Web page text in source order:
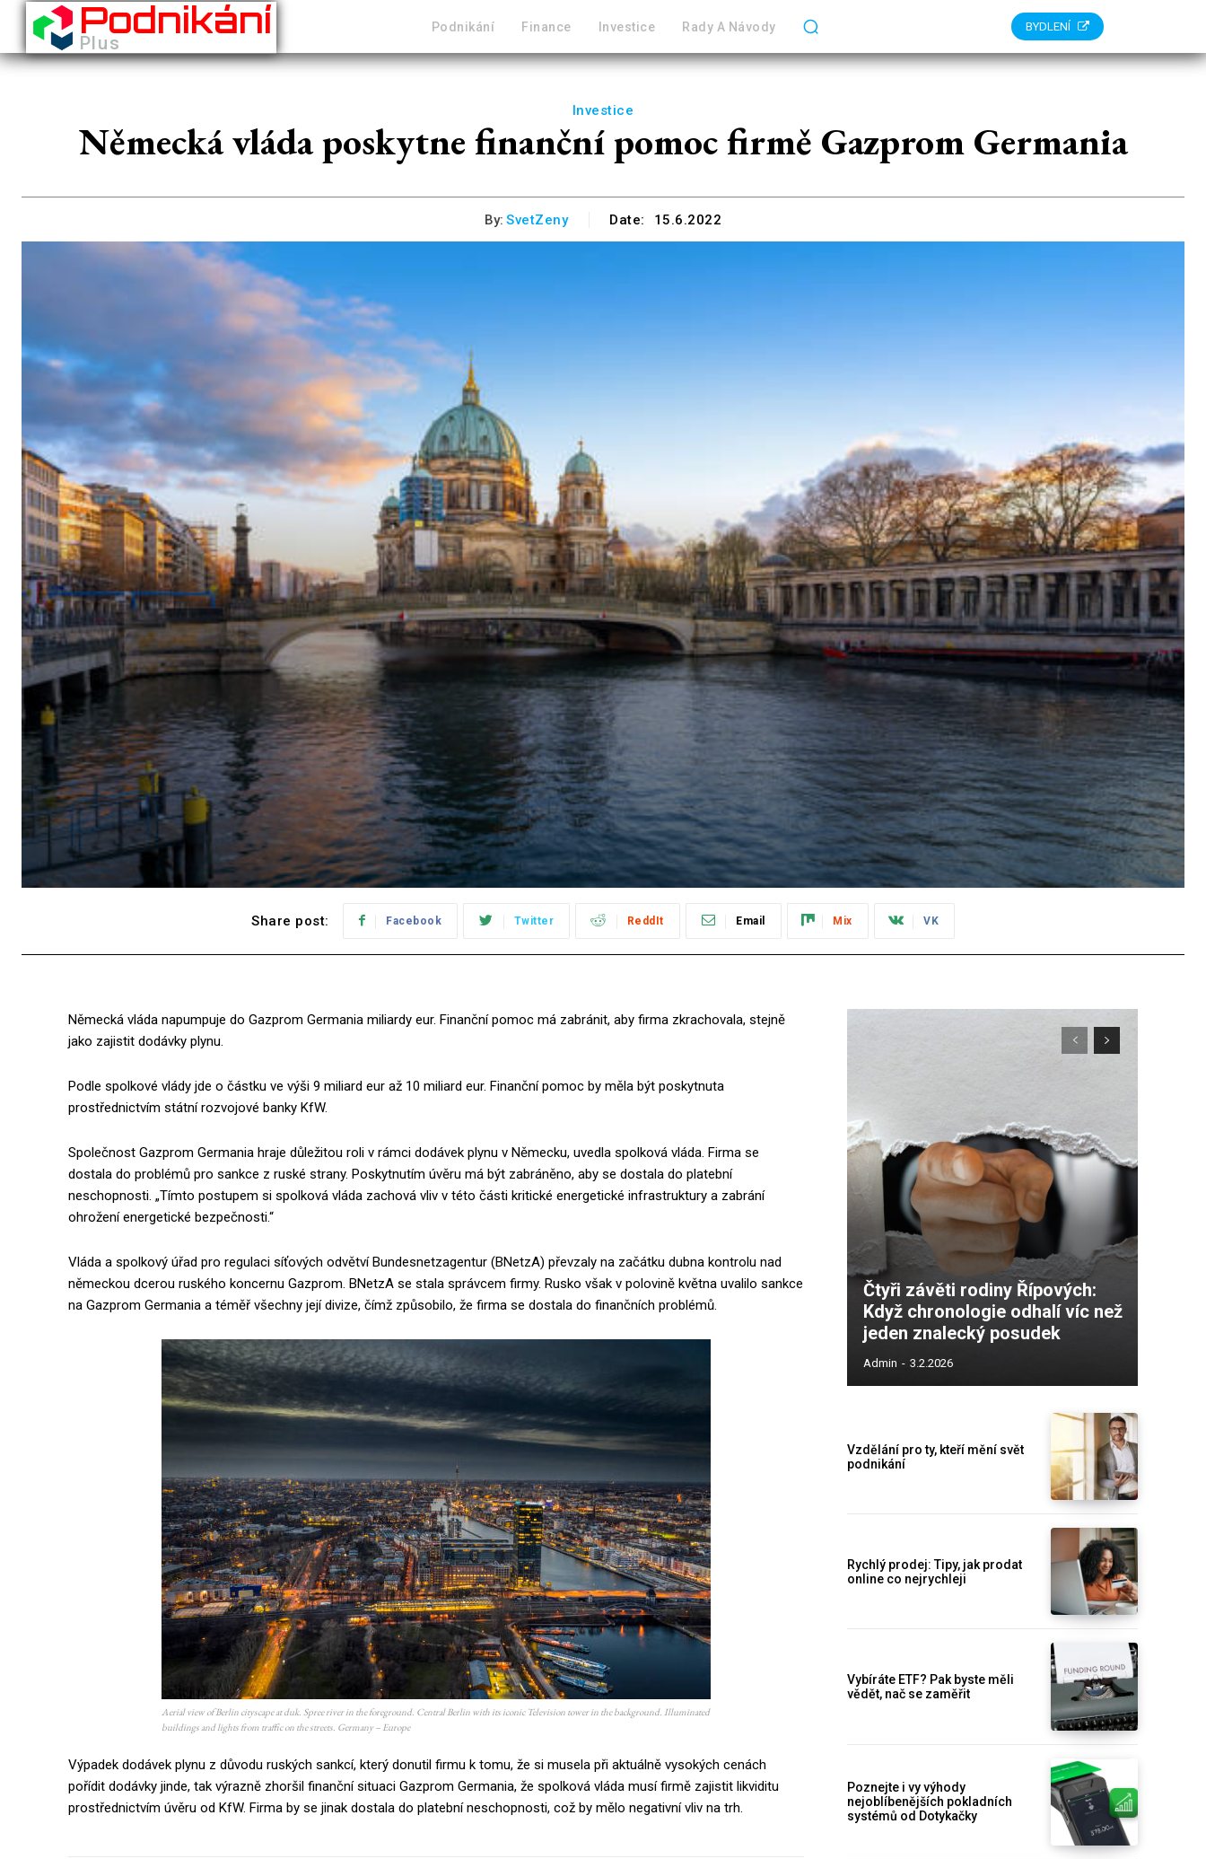
Podnikání
Plus
Podnikání Finance Investice Rady A Návody BYDLENÍ
Investice
Německá vláda poskytne finanční pomoc firmě Gazprom Germania
By: SvetZeny Date: 15.6.2022
Share post: Facebook Twitter ReddIt Email Mix VK
Německá vláda napumpuje do Gazprom Germania miliardy eur. Finanční pomoc má zabránit, aby firma zkrachovala, stejně
jako zajistit dodávky plynu.
Podle spolkové vlády jde o částku ve výši 9 miliard eur až 10 miliard eur. Finanční pomoc by měla být poskytnuta
prostřednictvím státní rozvojové banky KfW.
Společnost Gazprom Germania hraje důležitou roli v rámci dodávek plynu v Německu, uvedla spolková vláda. Firma se
dostala do problémů pro sankce z ruské strany. Poskytnutím úvěru má být zabráněno, aby se dostala do platební
neschopnosti. „Tímto postupem si spolková vláda zachová vliv v této části kritické energetické infrastruktury a zabrání
ohrožení energetické bezpečnosti.“
Vláda a spolkový úřad pro regulaci síťových odvětví Bundesnetzagentur (BNetzA) převzaly na začátku dubna kontrolu nad
německou dcerou ruského koncernu Gazprom. BNetzA se stala správcem firmy. Rusko však v polovině května uvalilo sankce
na Gazprom Germania a téměř všechny její divize, čímž způsobilo, že firma se dostala do finančních problémů.
Aerial view of Berlin cityscape at duk. Spree river in the foreground. Central Berlin with its iconic Television tower in the background. Illuminated
buildings and lights from traffic on the streets. Germany – Europe
Výpadek dodávek plynu z důvodu ruských sankcí, který donutil firmu k tomu, že si musela při aktuálně vysokých cenách
pořídit dodávky jinde, tak výrazně zhoršil finanční situaci Gazprom Germania, že spolková vláda musí firmě zajistit likviditu
prostřednictvím úvěru od KfW. Firma by se jinak dostala do platební neschopnosti, což by mělo negativní vliv na trh.
Čtyři závěti rodiny Řípových:
Když chronologie odhalí víc než
jeden znalecký posudek
Admin - 3.2.2026
Vzdělání pro ty, kteří mění svět
podnikání
Rychlý prodej: Tipy, jak prodat
online co nejrychleji
Vybíráte ETF? Pak byste měli
vědět, nač se zaměřit
Poznejte i vy výhody
nejoblíbenějších pokladních
systémů od Dotykačky